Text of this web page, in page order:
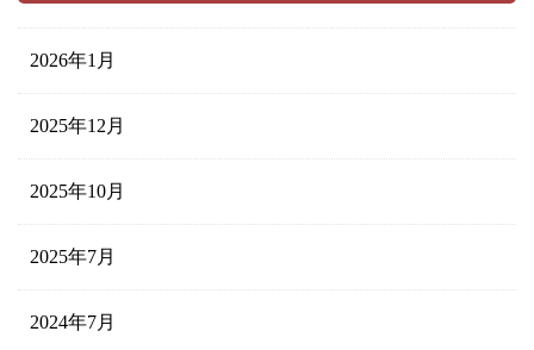
2026年1月
2025年12月
2025年10月
2025年7月
2024年7月